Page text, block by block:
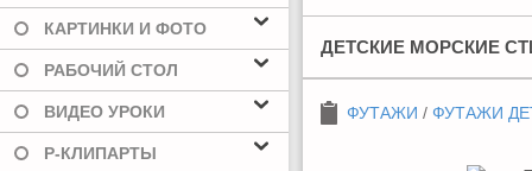
КАРТИНКИ И ФОТО
РАБОЧИЙ СТОЛ
ВИДЕО УРОКИ
Р-КЛИПАРТЫ
ДЕТСКИЕ МОРСКИЕ
ФУТАЖИ / ФУТАЖИ